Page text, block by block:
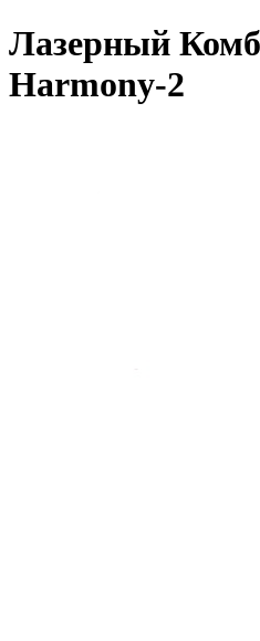
Лазерный
Harmony-2